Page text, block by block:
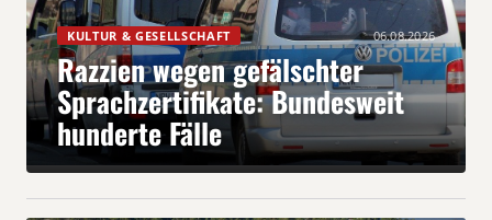
KULTUR & GESELLSCHAFT 06.08.2026
Razzien wegen gefälschter
Sprachzertifikate: Bundesweit
hunderte Fälle